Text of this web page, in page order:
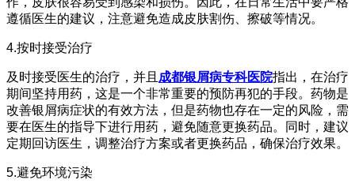
遵循医生的建议，注意避免造成皮肤割伤、擦破等情况。
4.按时接受治疗
及时接受医生的治疗，并且 成都银屑病专科医院指出，在治疗
期间坚持用药，这是一个非常重要的预防再犯的手段。药物是
改善银屑病症状的有效方法，但是药物也存在一定的风险，需
要在医生的指导下进行用药，避免随意更换药品。同时，建议
定期回访医生，调整治疗方案或者更换药品，确保治疗效果。
5.避免环境污染